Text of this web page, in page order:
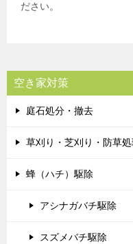
ださい。
空き家対策
庭石処分・撤去
草刈り・芝刈り・防草処
蜂（ハチ）駆除
アシナガバチ駆除
スズメバチ駆除